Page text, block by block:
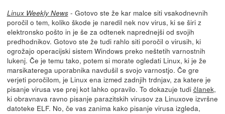
Linux Weekly News- Gotovo ste že kar malce siti vsakodnevnih
poročil o tem, koliko škode je naredil nek nov virus, ki se širi z
elektronsko pošto in je še za odtenek naprednejši od svojih
predhodnikov. Gotovo ste že tudi rahlo siti poročil o virusih, ki
ogrožajo operacijski sistem Windows preko neštetih varnostnih
lukenj. Če je temu tako, potem si morate ogledati Linux, ki je že
marsikaterega uporabnika navdušil s svojo varnostjo. Če gre
verjeti poročilom, je Linux ena izmed zadnjih trdnjav, za katere je
pisanje virusa vse prej kot lahko opravilo. To dokazuje tudi članek,
ki obravnava ravno pisanje parazitskih virusov za Linuxove izvršne
datoteke ELF. No, če vas zanima kako pisanje virusa izgleda,